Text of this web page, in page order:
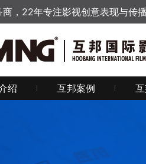
，22年专注影视创意表现与传
绍 互邦案例